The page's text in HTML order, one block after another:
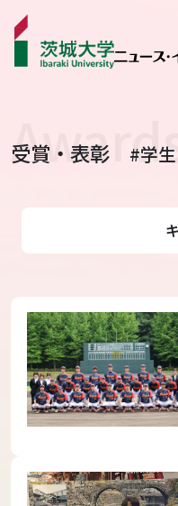
カテゴリから探す
受賞･表彰
コラム･特集
受賞・表彰 #学生